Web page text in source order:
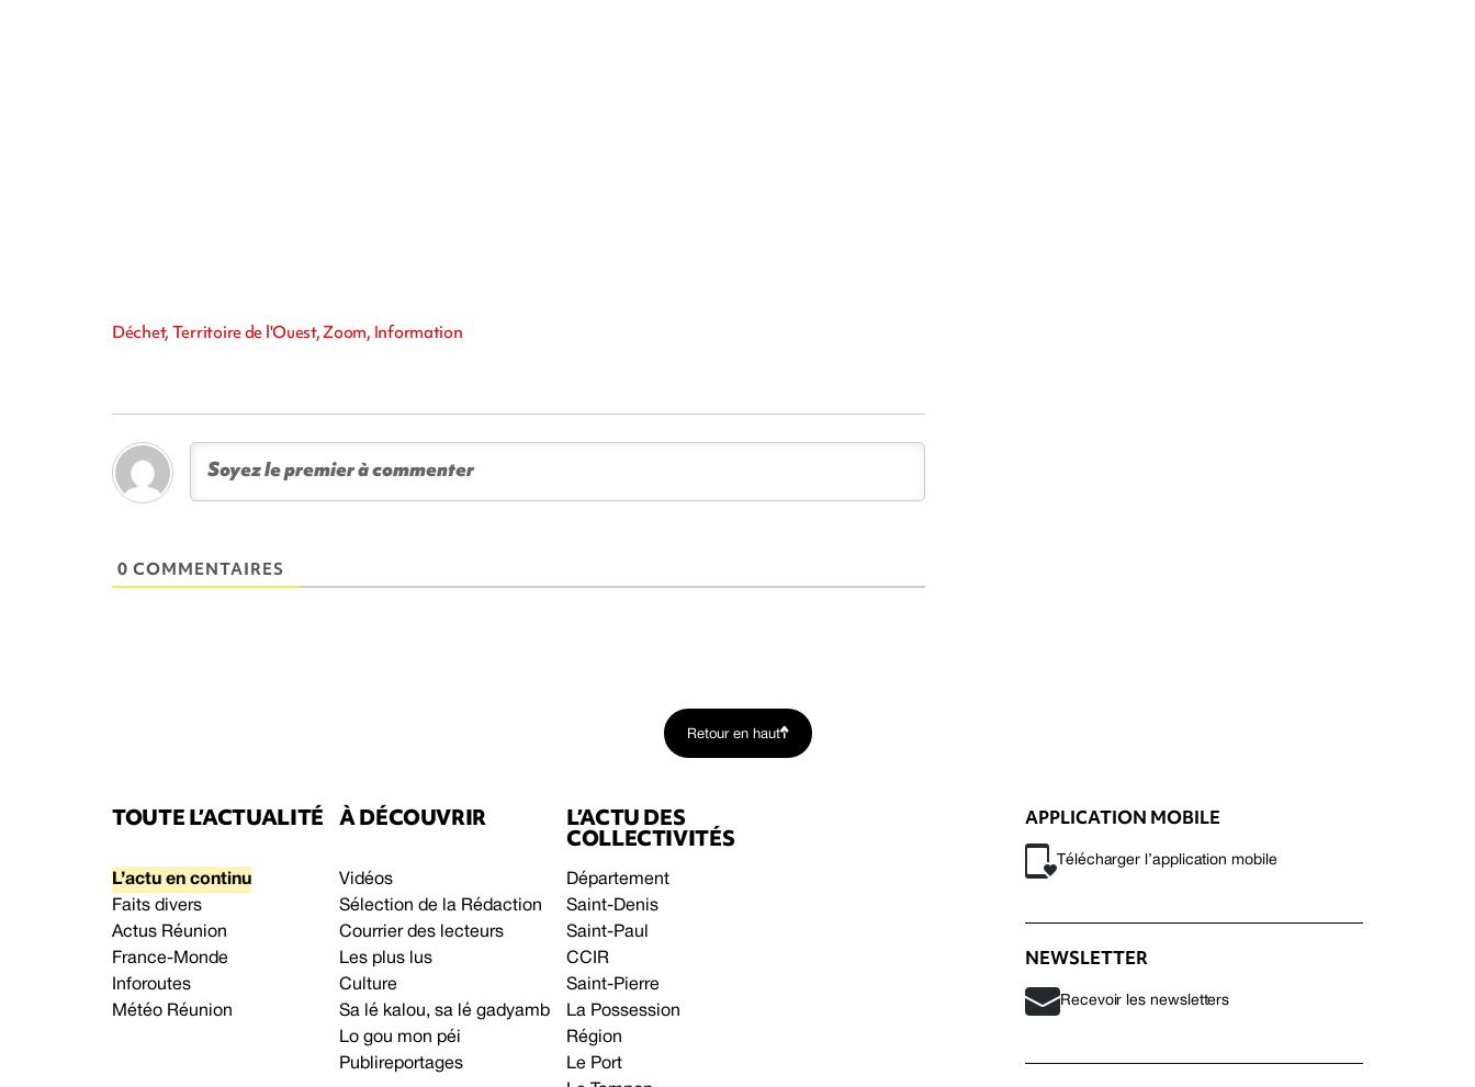
Déchet, Territoire de l'Ouest, Zoom, Information
0 COMMENTAIRES
Retour en haut
TOUTE L’ACTUALITÉ
L’actu en continu
Faits divers
Actus Réunion
France-Monde
Inforoutes
Météo Réunion
À DÉCOUVRIR
Vidéos
Sélection de la Rédaction
Courrier des lecteurs
Les plus lus
Culture
Sa lé kalou, sa lé gadyamb
Lo gou mon péi
Publireportages
L’ACTU DES
COLLECTIVITÉS
Département
Saint-Denis
Saint-Paul
CCIR
Saint-Pierre
La Possession
Région
Le Port
APPLICATION MOBILE
Télécharger l’application mobile
NEWSLETTER
Recevoir les newsletters